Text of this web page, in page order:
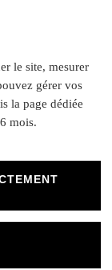
le site, mesurer
gérer vos
la page dédiée
mois.